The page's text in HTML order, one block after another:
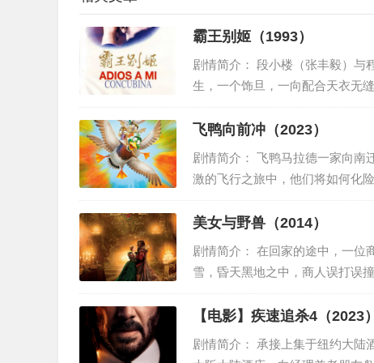
霸王别姬（1993）
剧情简介： 段小楼（张丰毅）与程蝶衣（张国荣）是一对打小一起长大的师兄弟，两人一个演
生，一个饰旦，一向配合天衣无
一辈子《霸王别姬》。但两人对…
飞鸭向前冲（2023）
剧情简介： 飞鸭马拉德一家向南迁徙前往热带的牙买加，却意外闯入疯狂大都市纽约？在紧张刺
激的飞行之旅中，他们将如何化
美女与野兽（2014）
剧情简介： 在回家的途中，一位商人（安德烈·杜索里埃 André Dussollier 饰）遭遇了罕见的暴风
雪，昏天黑地之中，商人误打误
厚待…
剧情简介： 承接上集于纽约大陆酒店中枪坠楼，大难不死的约翰·威克（基努·里维斯饰）越洋前往